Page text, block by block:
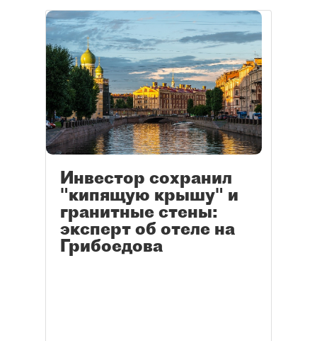
Инвестор сохранил
"кипящую крышу" и
гранитные стены:
эксперт об отеле на
Грибоедова